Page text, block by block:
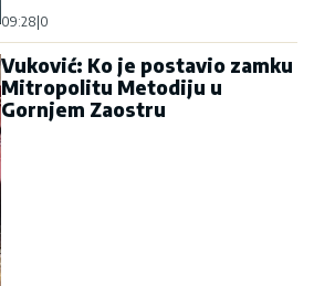
09:28 0
Vuković: Ko je postavio zamku
Mitropolitu Metodiju u
Gornjem Zaostru